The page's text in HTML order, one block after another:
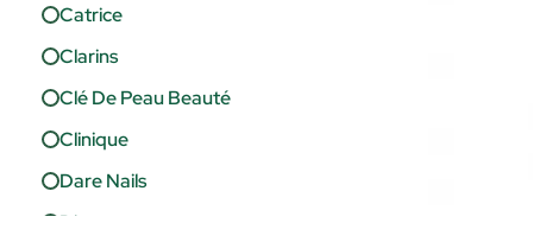
Catrice
Clarins
Clé De Peau Beauté
Clinique
Dare Nails
Dior